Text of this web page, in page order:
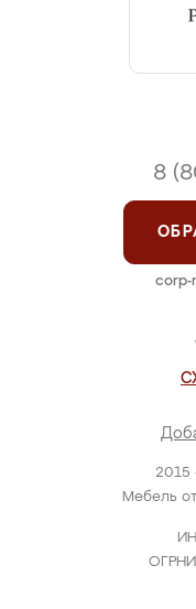
2015
Мебель
8
corp-